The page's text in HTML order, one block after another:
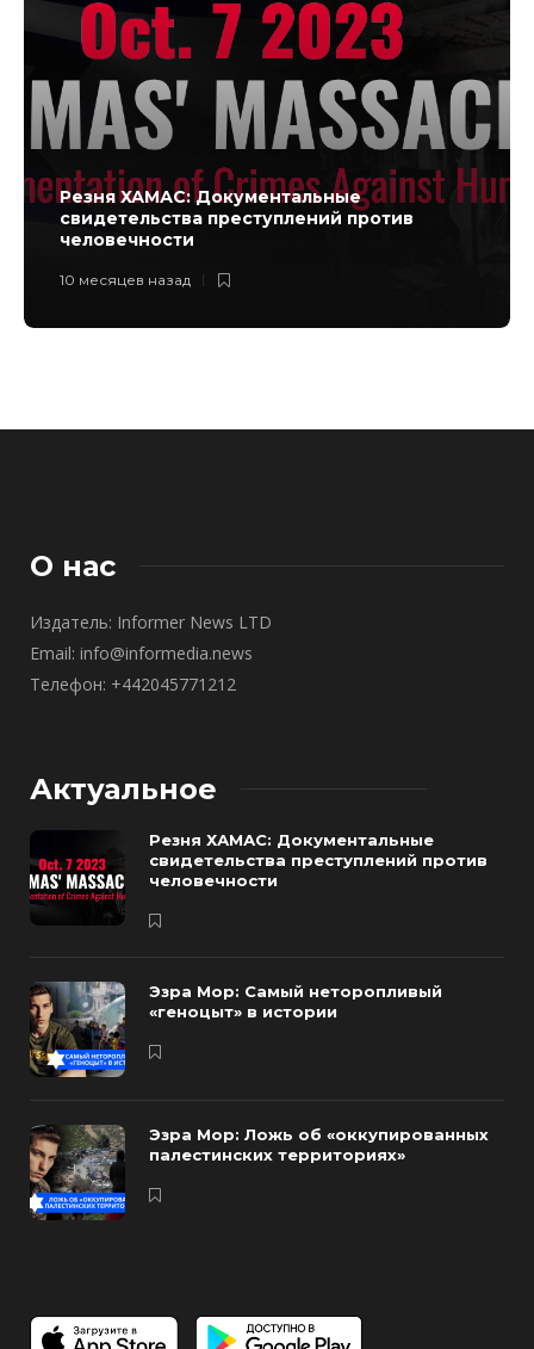
Резня ХАМАС: Документальные
свидетельства преступлений против
человечности
10 месяцев назад
О нас
Издатель: Informer News LTD
Email: info@informedia.news
Телефон: +442045771212
Актуальное
Резня ХАМАС: Документальные
свидетельства преступлений против
человечности
Эзра Мор: Самый неторопливый
«геноцыт» в истории
Эзра Мор: Ложь об «оккупированных
палестинских территориях»